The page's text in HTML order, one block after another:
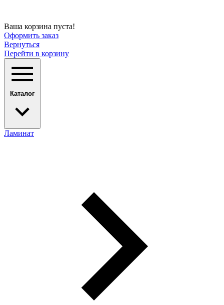
Ваша корзина пуста!
Оформить заказ
Вернуться
Перейти в корзину
Каталог
Ламинат